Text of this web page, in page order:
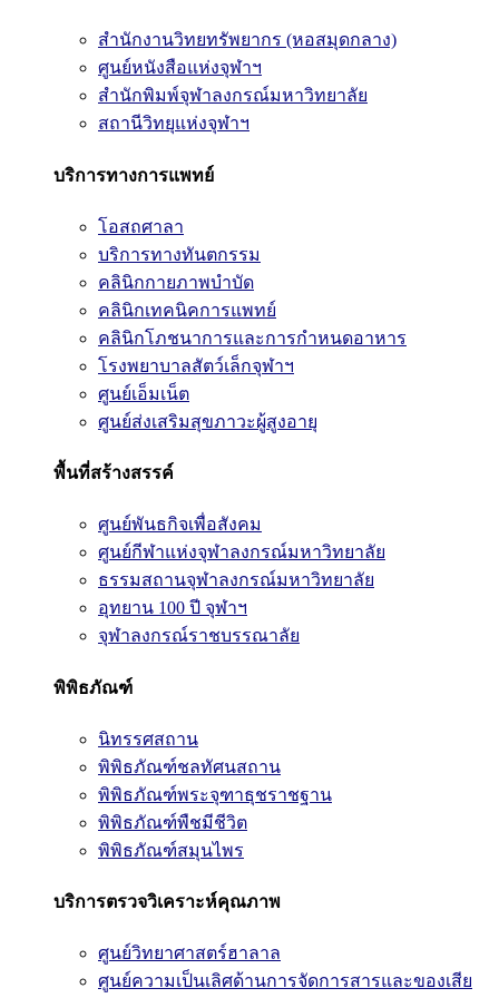
สำนักงานวิทยทรัพยากร (หอสมุดกลาง)
ศูนย์หนังสือแห่งจุฬาฯ
สำนักพิมพ์จุฬาลงกรณ์มหาวิทยาลัย
สถานีวิทยุแห่งจุฬาฯ
บริการทางการแพทย์
โอสถศาลา
บริการทางทันตกรรม
คลินิกกายภาพบำบัด
คลินิกเทคนิคการแพทย์
คลินิกโภชนาการและการกำหนดอาหาร
โรงพยาบาลสัตว์เล็กจุฬาฯ
ศูนย์เอ็มเน็ต
ศูนย์ส่งเสริมสุขภาวะผู้สูงอายุ
พื้นที่สร้างสรรค์
ศูนย์พันธกิจเพื่อสังคม
ศูนย์กีฬาแห่งจุฬาลงกรณ์มหาวิทยาลัย
ธรรมสถานจุฬาลงกรณ์มหาวิทยาลัย
อุทยาน 100 ปี จุฬาฯ
จุฬาลงกรณ์ราชบรรณาลัย
พิพิธภัณฑ์
นิทรรศสถาน
พิพิธภัณฑ์ชลทัศนสถาน
พิพิธภัณฑ์พระจุฑาธุชราชฐาน
พิพิธภัณฑ์พืชมีชีวิต
พิพิธภัณฑ์สมุนไพร
บริการตรวจวิเคราะห์คุณภาพ
ศูนย์วิทยาศาสตร์ฮาลาล
ศูนย์ความเป็นเลิศด้านการจัดการสารและของเสีย